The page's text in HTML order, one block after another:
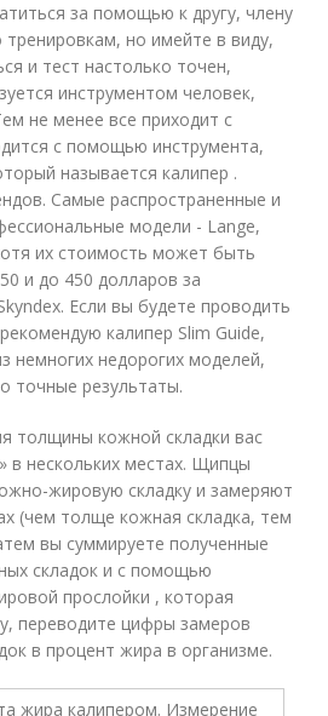
за помощью к другу, члену
тренировкам, но имейте в виду,
и тест настолько точен,
инструментом человек,
не менее все приходит с
с помощью инструмента,
называется калипер .
Самые распространенные и
модели - Lange,
их стоимость может быть
и до 450 долларов за
Если вы будете проводить
калипер Slim Guide,
немногих недорогих моделей,
точные результаты.
толщины кожной складки вас
в нескольких местах. Щипцы
жировую складку и замеряют
(чем толще кожная складка, тем
вы суммируете полученные
складок и с помощью
прослойки , которая
переводите цифры замеров
в процент жира в организме.